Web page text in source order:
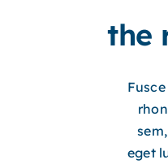
the
eget